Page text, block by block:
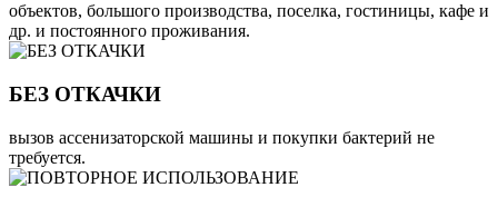
объектов, большого производства, поселка, гостиницы, кафе и
др. и постоянного проживания.
БЕЗ ОТКАЧКИ
вызов ассенизаторской машины и покупки бактерий не
требуется.